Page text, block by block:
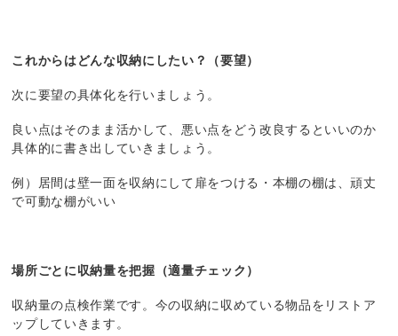
これからはどんな収納にしたい？（要望）
次に要望の具体化を行いましょう。
良い点はそのまま活かして、悪い点をどう改良するといいのか
具体的に書き出していきましょう。
例）居間は壁一面を収納にして扉をつける・本棚の棚は、頑丈
で可動な棚がいい
場所ごとに収納量を把握（適量チェック）
収納量の点検作業です。今の収納に収めている物品をリストア
ップしていきます。